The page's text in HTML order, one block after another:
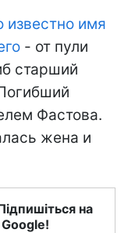
известно имя
- от пули
старший
Фастова.
жена и
на